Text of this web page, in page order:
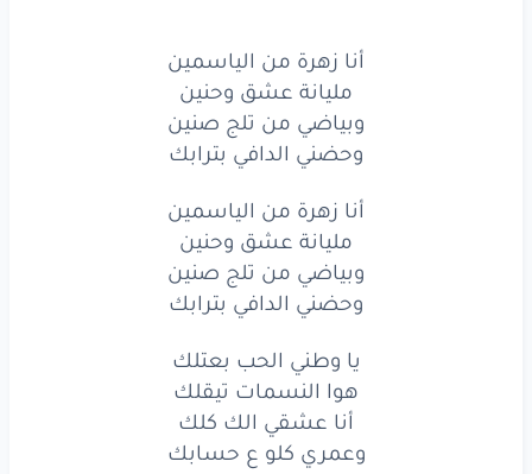
عشقيالككلك
وعمريكلوع حسابك
يا وطني
الحب
هواالنسماتتيقلك
أناعشقيالككلك
وعمري كلوع حسابك
زهرةمن الياسمين
مليانةعشقوحنين
أنا زهرة من الياسمين
مليانة عشق وحنين
وبياضي من تلج صنين
وحضني الدافي بترابك
أنا زهرة من الياسمين
مليانة عشق وحنين
وبياضي من تلج صنين
وحضني الدافي بترابك
يا وطني الحب بعتلك
هوا النسمات تيقلك
أنا عشقي الك كلك
وعمري كلو ع حسابك